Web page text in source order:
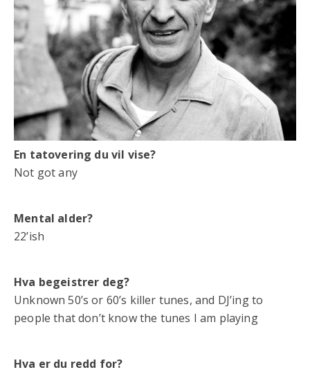
En tatovering du vil vise?
Not got any
Mental alder?
22’ish
Hva begeistrer deg?
Unknown 50’s or 60’s killer tunes, and DJ’ing to
people that don’t know the tunes I am playing
Hva er du redd for?